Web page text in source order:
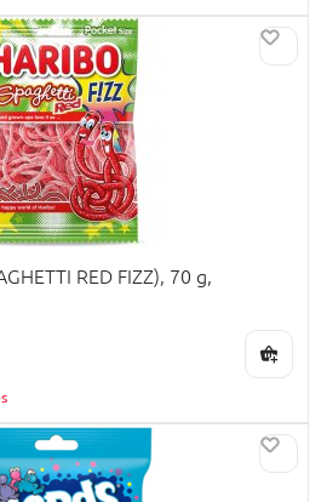
RED FIZZ), 70 g,